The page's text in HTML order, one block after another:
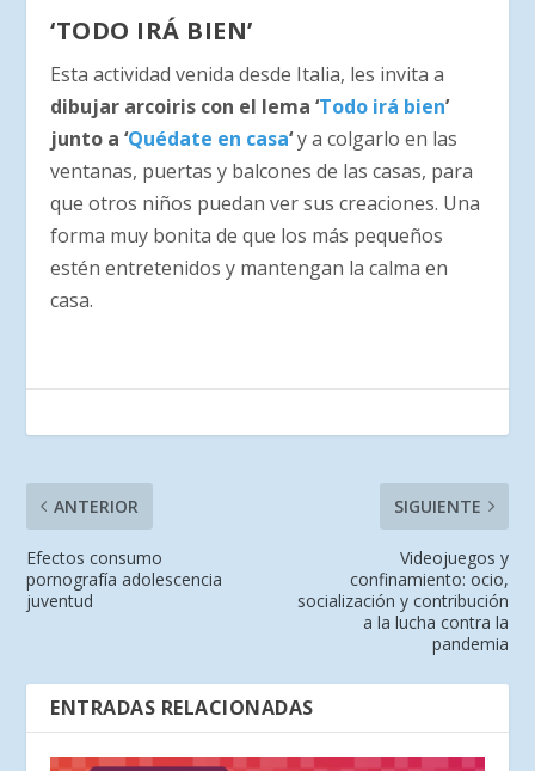
‘TODO IRÁ BIEN’
Esta actividad venida desde Italia, les invita a
dibujar arcoiris con el lema ‘Todo irá bien’
junto a ‘Quédate en casa‘y a colgarlo en las
ventanas, puertas y balcones de las casas, para
que otros niños puedan ver sus creaciones. Una
forma muy bonita de que los más pequeños
estén entretenidos y mantengan la calma en
casa.
ANTERIOR
Efectos consumo
pornografía adolescencia
juventud
SIGUIENTE
Videojuegos y
confinamiento: ocio,
socialización y contribución
a la lucha contra la
pandemia
ENTRADAS RELACIONADAS